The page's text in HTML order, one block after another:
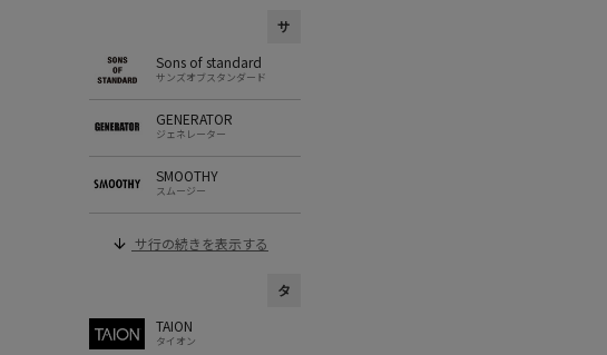
サ
Sons of standard
サンズオブスタンダード
GENERATOR
ジェネレーター
SMOOTHY
スムージー
サ行の続きを表示する
タ
TAION
タイオン